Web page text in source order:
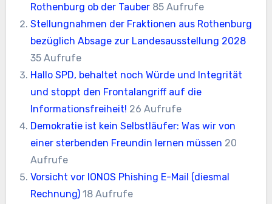
Rothenburg ob der Tauber 85 Aufrufe
Stellungnahmen der Fraktionen aus Rothenburg
bezüglich Absage zur Landesausstellung 2028
35 Aufrufe
Hallo SPD, behaltet noch Würde und Integrität
und stoppt den Frontalangriff auf die
Informationsfreiheit! 26 Aufrufe
Demokratie ist kein Selbstläufer: Was wir von
einer sterbenden Freundin lernen müssen 20
Aufrufe
Vorsicht vor IONOS Phishing E-Mail (diesmal
Rechnung) 18 Aufrufe